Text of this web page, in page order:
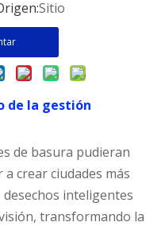
Sitio
de la gestión
de basura pudieran
crear ciudades más
inteligentes
transformando la